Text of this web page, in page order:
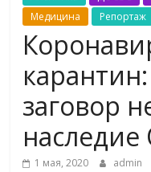
Медицина
Репортаж
заговор
наследие
1 мая, 2020 admin